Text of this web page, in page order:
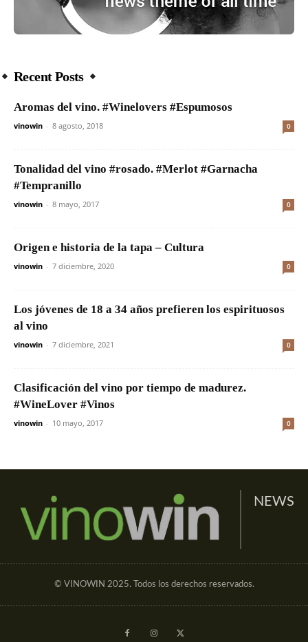
Recent Posts
Aromas del vino. #Winelovers #Espumosos
vinowin - 8 agosto, 2018 0
Tonalidad del vino #rosado. #Merlot #Garnacha
#Tempranillo
vinowin - 8 mayo, 2017 0
Origen e historia de la tapa – Cultura
vinowin - 7 diciembre, 2020 0
Los jóvenes de 18 a 34 años prefieren los espirituosos
al vino
vinowin - 7 diciembre, 2021 0
Clasificación del vino por tiempo de madurez.
#WineLover #Vinos
vinowin - 10 mayo, 2017 0
NEWS
© VINOWIN 2025. Todos los derechos reservados.